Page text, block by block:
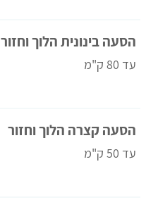
הסעה בינונית הלוך וחזור
עד 80 ק"מ
הסעה קצרה הלוך וחזור
עד 50 ק"מ